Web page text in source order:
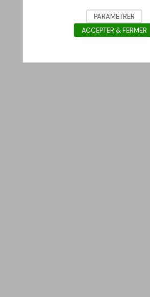
PARAMÉTRER
ACCEPTER & FERMER